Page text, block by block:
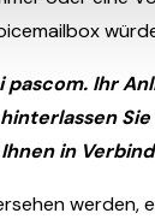
pascom. Ihr
in
werden,